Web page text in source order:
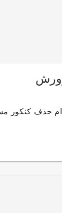
حذف کنکور